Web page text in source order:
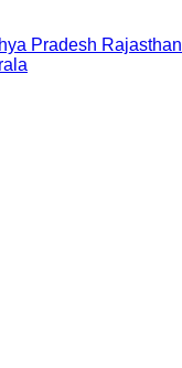
Pradesh Rajasthan